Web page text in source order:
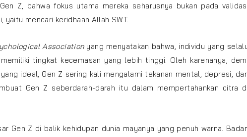
Z, bahwa fokus utama mereka seharusnya bukan pada
yaitu mencari keridhaan Allah SWT.
Associationyang menyatakan bahwa, individu yang
tingkat kecemasan yang lebih tinggi. Oleh karenanya,
yang ideal, Gen Z sering kali mengalami tekanan mental, depresi,
Gen Z seberdarah-darah itu dalam mempertahankan citra
Gen Z di balik kehidupan dunia mayanya yang penuh warna.